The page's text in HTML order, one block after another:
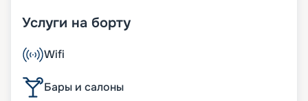
судно прошло реновацию. Водоизмещение
способно развить максимальную скорость 24
узла. На борту туристов ждет:
• уникальные стеклянные лифты, которые
обеспечивают панорамный вид на океан;
Услуги на борту
Wifi
Бары и салоны